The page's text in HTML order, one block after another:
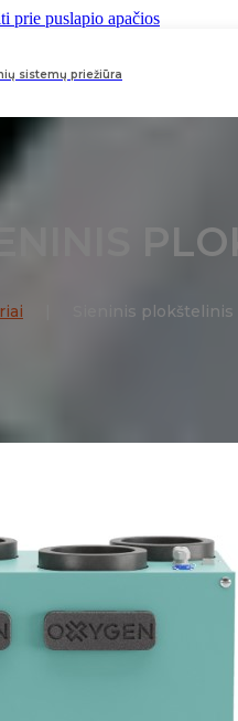
prie puslapio apačios
sistemų priežiūra
Sieninis